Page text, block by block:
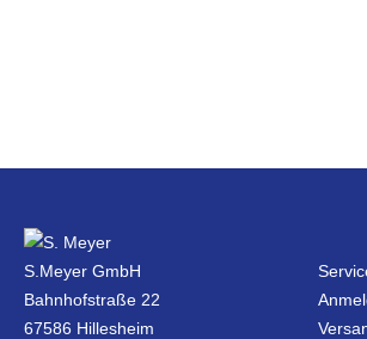
S.Meyer GmbH
Bahnhofstraße 22
67586 Hillesheim